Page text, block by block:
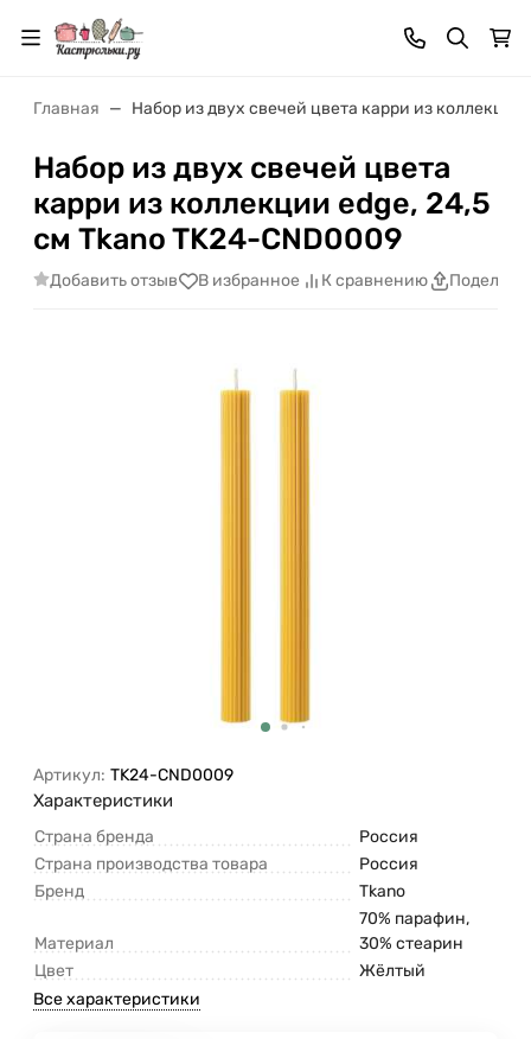
Главная Набор из двух свечей цвета карри из
Набор из двух свечей цвета
карри из коллекции edge, 24,5
см Tkano TK24-CND0009
Добавить отзыв В избранное К сравнению
Артикул: TK24-CND0009
Характеристики
Страна бренда
Россия
Страна производства товара
Россия
Бренд
Tkano
Материал
70% парафин,
30% стеарин
Цвет
Жёлтый
Все характеристики